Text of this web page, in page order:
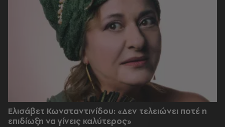
Ελισάβετ Κωνσταντινίδου: «Δεν τελειώνει ποτέ η
επιδίωξη να γίνεις καλύτερος»